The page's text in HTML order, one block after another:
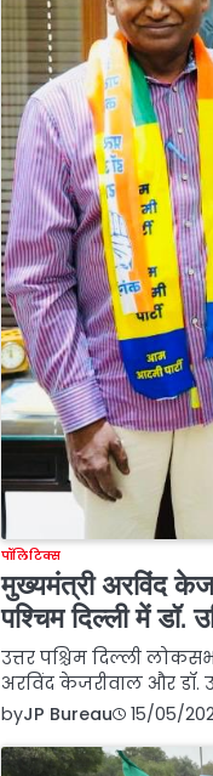
पॉलिटिक्स
मुख्यमंत्री अरविंद
पश्चिम दिल्ली में डॉ.
उत्तर पश्चिम दिल्ली
अरविंद केजरीवाल और डॉ.
byJP Bureau 15/05/